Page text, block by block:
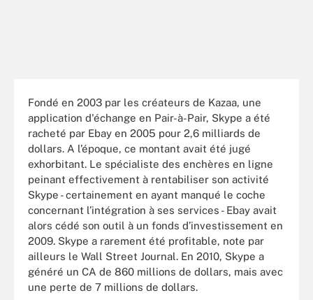
Fondé en 2003 par les créateurs de Kazaa, une
application d'échange en Pair-à-Pair, Skype a été
racheté par Ebay en 2005 pour 2,6 milliards de
dollars. A l’époque, ce montant avait été jugé
exhorbitant. Le spécialiste des enchères en ligne
peinant effectivement à rentabiliser son activité
Skype - certainement en ayant manqué le coche
concernant l’intégration à ses services - Ebay avait
alors cédé son outil à un fonds d’investissement en
2009. Skype a rarement été profitable, note par
ailleurs le Wall Street Journal. En 2010, Skype a
généré un CA de 860 millions de dollars, mais avec
une perte de 7 millions de dollars.